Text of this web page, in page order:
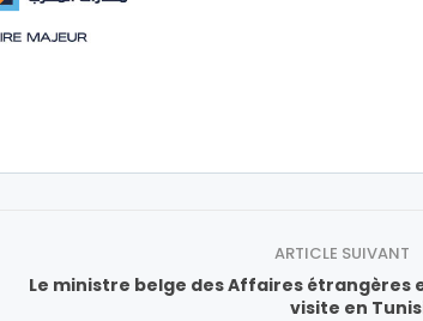
ARTICLE SUIVANT
Le ministre belge des Affaires étrangères
visite en